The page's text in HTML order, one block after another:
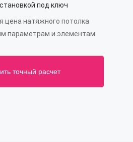
под ключ
цена натяжного потолка
параметрам и элементам.
точный расчет